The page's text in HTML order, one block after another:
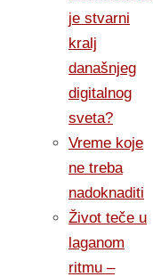
je stvarni
kralj
današnjeg
digitalnog
sveta?
Vreme koje
ne treba
nadoknaditi
Život teče u
laganom
ritmu –